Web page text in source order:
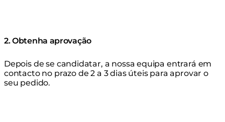
2. Obtenha aprovação
Depois de se candidatar, a nossa equipa entrará em
contacto no prazo de 2 a 3 dias úteis para aprovar o
seu pedido.